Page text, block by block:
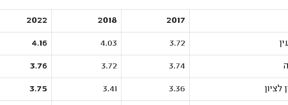
2017
2018
2022
3.72
4.03
4.16
3.74
3.72
3.76
לציון 3.36
3.41
3.75